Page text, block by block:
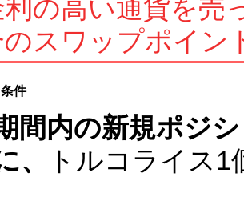
利の高い通貨を売
スワップポイン
件
間内の新規ポジ
、
トルコライス